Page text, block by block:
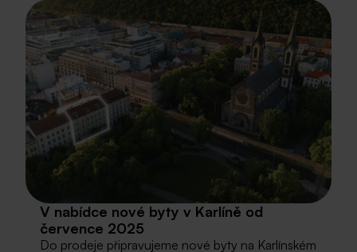
V nabídce nové byty v Karlíně od
července 2025
Do prodeje připravujeme nové byty na Karlínském